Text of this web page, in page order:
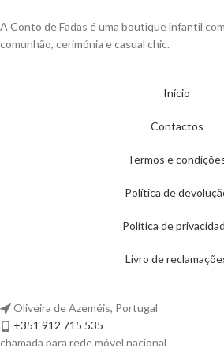
A Conto de Fadas é uma boutique infantil
comunhão, cerimónia e casual chic.
Início
Contactos
Termos e
Política de
Política de
Livro de
Oliveira de Azeméis, Portugal
+351 912 715 535
chamada para rede móvel nacional